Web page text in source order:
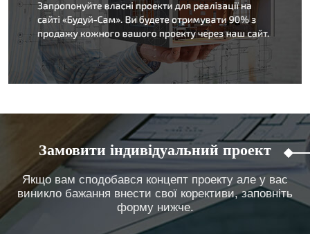
Замовити індивідуальний проект
Якщо вам сподобався концепт проекту але у вас
виникло бажання внести свої корективи, заповніть
форму нижче.